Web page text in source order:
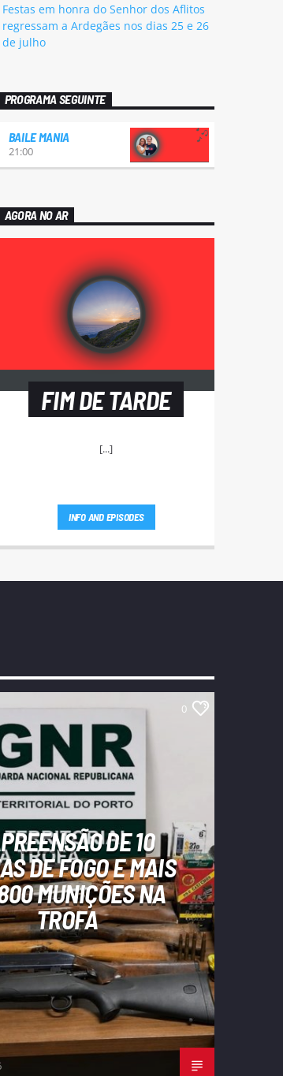
Festas em honra do Senhor dos Aflitos
regressam a Ardegães nos dias 25 e 26
de julho
PROGRAMA SEGUINTE
BAILE MANIA
21:00
AGORA NO AR
FIM DE TARDE
[...]
INFO AND EPISODES
0
DE 10
DE FOGO E MAIS
MUNIÇÕES NA
TROFA